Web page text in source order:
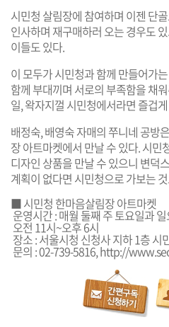
시민청 살림장에 참여하며 이젠 단
인사하며 재구매하러 오는 경우도
이들도 있다.
이 모두가 시민청과 함께 만들어가
함께 부대끼며 서로의 부족함을 채
일, 왁자지껄 시민청에서라면 즐겁
배정숙, 배영숙 자매의 쭈니네 공방
장 아트마켓에서 만날 수 있다. 시
디자인 상품을 만날 수 있으니 변덕
계획이 없다면 시민청으로 가보는
■ 시민청 한마음살림장 아트마켓
운영시간 : 매월 둘째 주 토요일과
오전 11시~오후 6시
장소 : 서울시청 신청사 지하 1층 시
문의 : 02-739-5816,http://